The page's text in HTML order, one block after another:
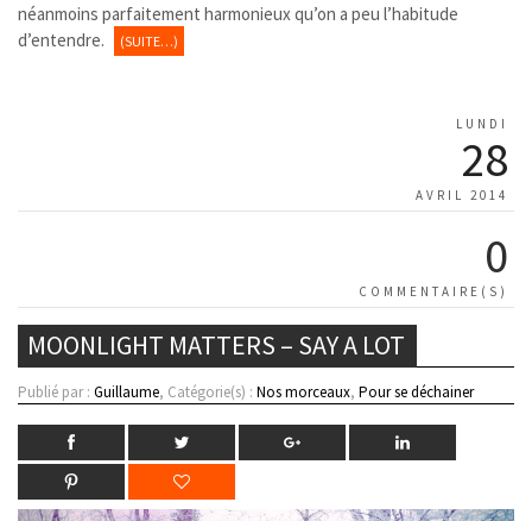
néanmoins parfaitement harmonieux qu’on a peu l’habitude
d’entendre.
(SUITE…)
LUNDI
28
AVRIL 2014
0
COMMENTAIRE(S)
MOONLIGHT MATTERS – SAY A LOT
Publié par : Guillaume, Catégorie(s) : Nos morceaux, Pour se déchainer